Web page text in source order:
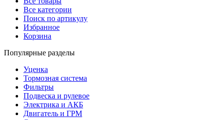
Все категории
Поиск по артикулу
Избранное
Корзина
Популярные разделы
Уценка
Тормозная система
Фильтры
Подвеска и рулевое
Электрика и АКБ
Двигатель и ГРМ